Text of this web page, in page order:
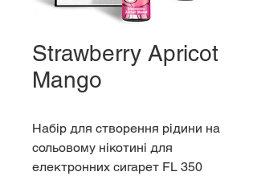
Strawberry Apricot
Mango
Набір для створення рідини на
сольовому нікотині для
електронних сигарет FL 350